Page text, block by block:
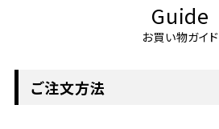
Guide
お買い物ガイド
ご注文方法